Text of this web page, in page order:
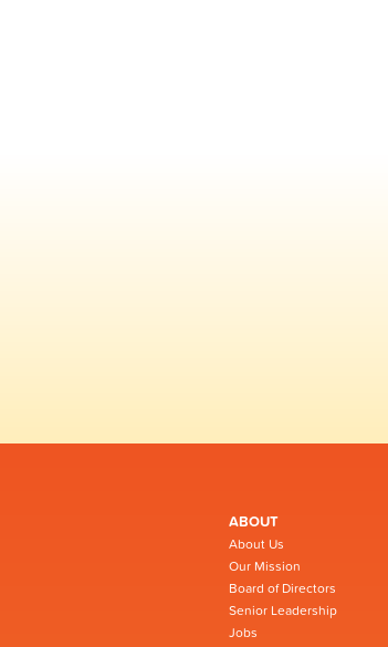
ABOUT
About Us
Our Mission
Board of Directors
Senior Leadership
Jobs